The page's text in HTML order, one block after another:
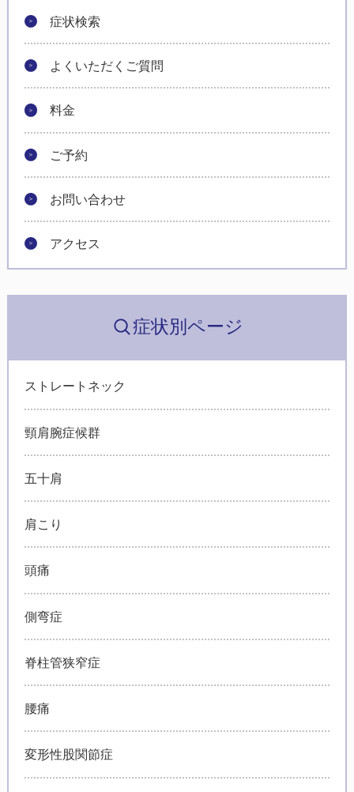
症状検索
よくいただくご質問
料金
ご予約
お問い合わせ
アクセス
症状別ページ
ストレートネック
頸肩腕症候群
五十肩
肩こり
頭痛
側弯症
脊柱管狭窄症
腰痛
変形性股関節症